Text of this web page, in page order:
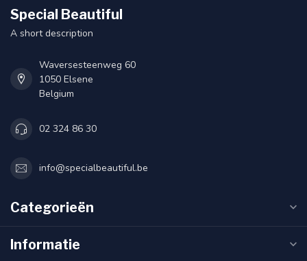
Special Beautiful
A short description
Waversesteenweg 60
1050 Elsene
Belgium
02 324 86 30
info@specialbeautiful.be
Categorieën
Informatie